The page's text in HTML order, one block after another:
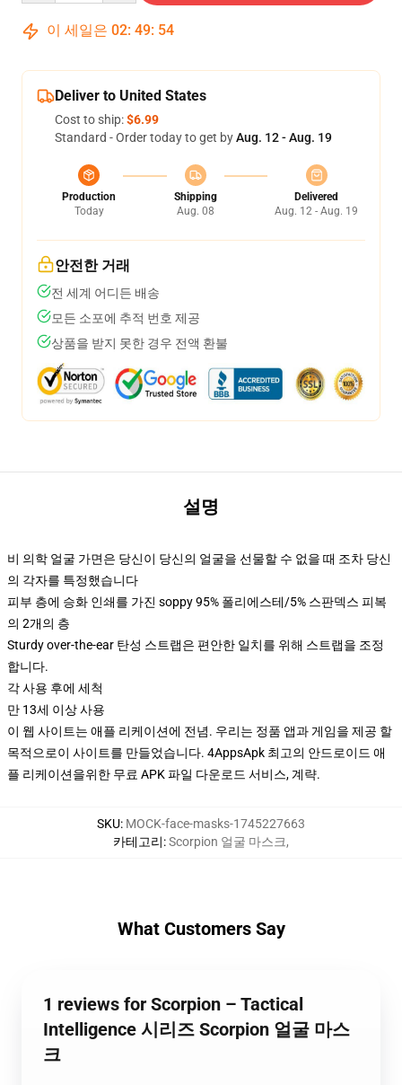
이 세일은 02: 49: 54
Deliver to United States
Cost to ship:$6.99
Standard - Order today to get byAug. 12 - Aug. 19
Production
Today
Shipping
Aug. 08
Delivered
Aug. 12 - Aug. 19
안전한 거래
전 세계 어디든 배송
모든 소포에 추적 번호 제공
상품을 받지 못한 경우 전액 환불
설명
비 의학 얼굴 가면은 당신이 당신의 얼굴을 선물할 수 없을 때 조차 당신
의 각자를 특정했습니다
피부 층에 승화 인쇄를 가진 soppy 95% 폴리에스테/5% 스판덱스 피복
의 2개의 층
Sturdy over-the-ear 탄성 스트랩은 편안한 일치를 위해 스트랩을 조정
합니다.
각 사용 후에 세척
만 13세 이상 사용
이 웹 사이트는 애플 리케이션에 전념. 우리는 정품 앱과 게임을 제공 할
목적으로이 사이트를 만들었습니다. 4AppsApk 최고의 안드로이드 애
플 리케이션을위한 무료 APK 파일 다운로드 서비스, 계략.
SKU: MOCK-face-masks-1745227663
카테고리:Scorpion 얼굴 마스크,
What Customers Say
1 reviews for Scorpion – Tactical
Intelligence 시리즈 Scorpion 얼굴 마스
크